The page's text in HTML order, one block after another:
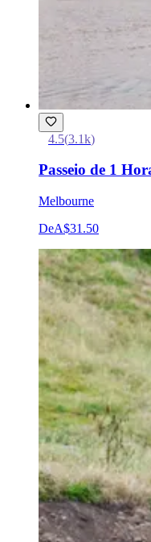
4.5(3.1k)
Passeio de 1
Melbourne
DeA$31.50